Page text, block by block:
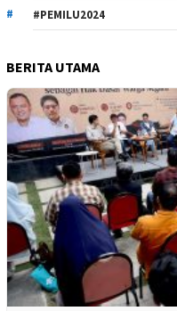
#PEMILU2024
BERITA UTAMA